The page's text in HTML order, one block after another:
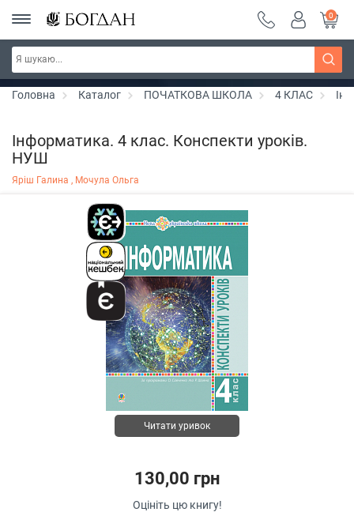
РОЗПРОДАЖ ~ 150 грн ~ 200 грн ~ 250 грн ~
300 грн ~ РОЗПРОДАЖ
Дізнатись більше
0
Головна Каталог ПОЧАТКОВА ШКОЛА 4 КЛАС
Інформатика. 4 клас. Конспекти уроків.
НУШ
Яріш Галина , Мочула Ольга
Читати уривок
130,00 грн
Оцініть цю книгу!